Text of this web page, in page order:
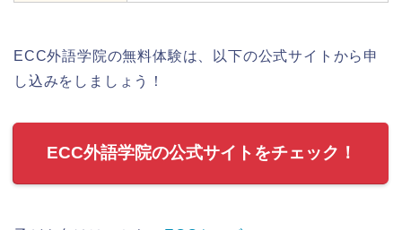
ECC外語学院の無料体験は、以下の公式サイトから申
し込みをしましょう！
ECC外語学院の公式サイトをチェック！